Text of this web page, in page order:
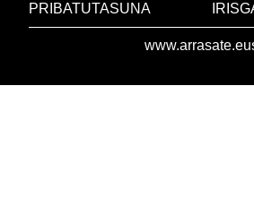
PRIBATUTASUNA